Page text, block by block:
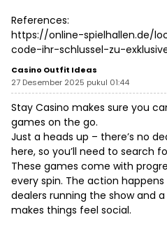
References:
https://online-spielhallen.de/
code-ihr-schlussel-zu-
Casino Outfit Ideas
27 Desember 2025 pukul 01:44
Stay Casino makes sure you
games on the go.
Just a heads up – there’s no
here, so you’ll need to search
These games come with
every spin. The action
dealers running the show and
makes things feel social.